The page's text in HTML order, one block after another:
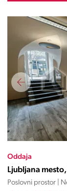
Oddaja
Ljubljana
Poslovni prostor |